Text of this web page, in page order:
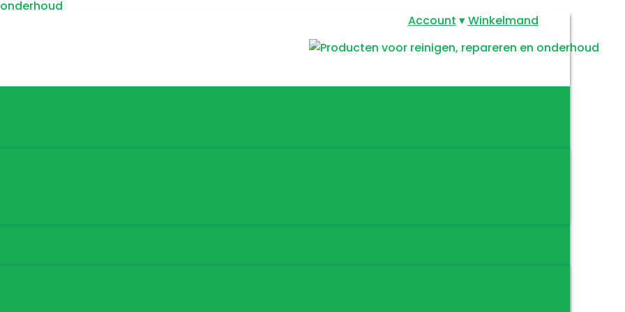
Account Winkelmand